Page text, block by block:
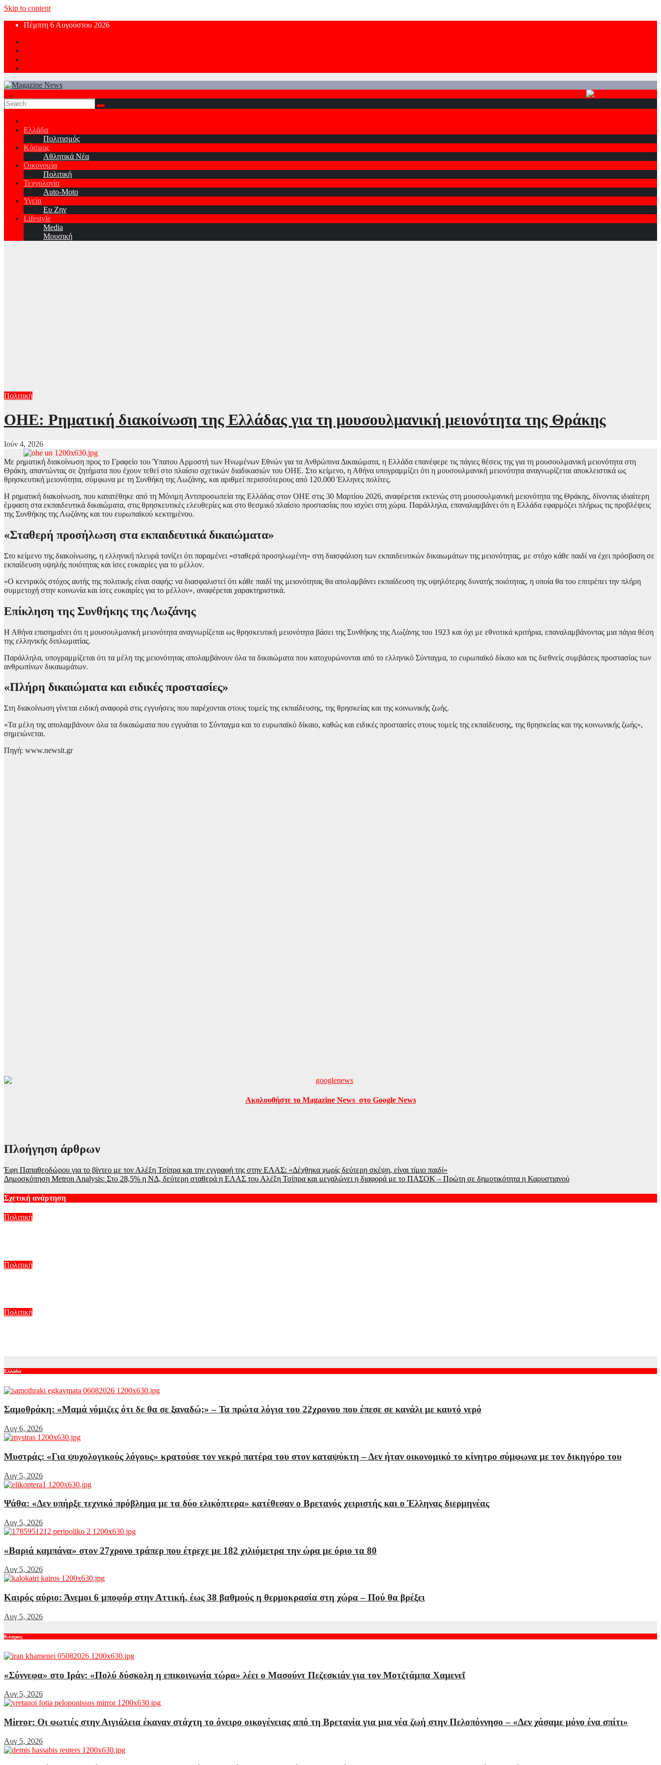
Skip to content
Πέμπτη 6 Αυγούστου 2026
Ελλάδα
Πολιτισμός
Κόσμος
Αθλητικά Νέα
Οικονομία
Πολιτική
Τεχνολογία
Auto-Moto
Υγεία
Ευ Ζην
Lifestyle
Media
Μουσική
Πολιτική
ΟΗΕ: Ρηματική διακοίνωση της Ελλάδας για τη μουσουλμανική μειονότητα της Θράκης
Ιούν 4, 2026
Με ρηματική διακοίνωση προς το Γραφείο του Ύπατου Αρμοστή των Ηνωμένων Εθνών για τα Ανθρώπινα Δικαιώματα, η Ελλάδα επανέφερε τις πάγιες θέσεις της για τη μουσουλμανική μειονότητα στη
Θράκη, απαντώντας σε ζητήματα που έχουν τεθεί στο πλαίσιο σχετικών διαδικασιών του ΟΗΕ. Στο κείμενο, η Αθήνα υπογραμμίζει ότι η μουσουλμανική μειονότητα αναγνωρίζεται αποκλειστικά ως
θρησκευτική μειονότητα, σύμφωνα με τη Συνθήκη της Λωζάνης, και αριθμεί περισσότερους από 120.000 Έλληνες πολίτες.
Η ρηματική διακοίνωση, που κατατέθηκε από τη Μόνιμη Αντιπροσωπεία της Ελλάδας στον ΟΗΕ στις 30 Μαρτίου 2026, αναφέρεται εκτενώς στη μουσουλμανική μειονότητα της Θράκης, δίνοντας ιδιαίτερη
έμφαση στα εκπαιδευτικά δικαιώματα, στις θρησκευτικές ελευθερίες και στο θεσμικό πλαίσιο προστασίας που ισχύει στη χώρα. Παράλληλα, επαναλαμβάνει ότι η Ελλάδα εφαρμόζει πλήρως τις προβλέψεις
της Συνθήκης της Λωζάνης και του ευρωπαϊκού κεκτημένου.
«Σταθερή προσήλωση στα εκπαιδευτικά δικαιώματα»
Στο κείμενο της διακοίνωσης, η ελληνική πλευρά τονίζει ότι παραμένει «σταθερά προσηλωμένη» στη διασφάλιση των εκπαιδευτικών δικαιωμάτων της μειονότητας, με στόχο κάθε παιδί να έχει πρόσβαση σε
εκπαίδευση υψηλής ποιότητας και ίσες ευκαιρίες για το μέλλον.
«Ο κεντρικός στόχος αυτής της πολιτικής είναι σαφής: να διασφαλιστεί ότι κάθε παιδί της μειονότητας θα απολαμβάνει εκπαίδευση της υψηλότερης δυνατής ποιότητας, η οποία θα του επιτρέπει την πλήρη
συμμετοχή στην κοινωνία και ίσες ευκαιρίες για το μέλλον», αναφέρεται χαρακτηριστικά.
Επίκληση της Συνθήκης της Λωζάνης
Η Αθήνα επισημαίνει ότι η μουσουλμανική μειονότητα αναγνωρίζεται ως θρησκευτική μειονότητα βάσει της Συνθήκης της Λωζάνης του 1923 και όχι με εθνοτικά κριτήρια, επαναλαμβάνοντας μια πάγια θέση
της ελληνικής διπλωματίας.
Παράλληλα, υπογραμμίζεται ότι τα μέλη της μειονότητας απολαμβάνουν όλα τα δικαιώματα που κατοχυρώνονται από το ελληνικό Σύνταγμα, το ευρωπαϊκό δίκαιο και τις διεθνείς συμβάσεις προστασίας των
ανθρωπίνων δικαιωμάτων.
«Πλήρη δικαιώματα και ειδικές προστασίες»
Στη διακοίνωση γίνεται ειδική αναφορά στις εγγυήσεις που παρέχονται στους τομείς της εκπαίδευσης, της θρησκείας και της κοινωνικής ζωής.
«Τα μέλη της απολαμβάνουν όλα τα δικαιώματα που εγγυάται το Σύνταγμα και το ευρωπαϊκό δίκαιο, καθώς και ειδικές προστασίες στους τομείς της εκπαίδευσης, της θρησκείας και της κοινωνικής ζωής»,
σημειώνεται.
Πηγή: www.newsit.gr
Ακολουθήστε το Magazine News στο Google News
Πλοήγηση άρθρων
Έφη Παπαθεοδώρου για το βίντεο με τον Αλέξη Τσίπρα και την εγγραφή της στην ΕΛΑΣ: «Δέχθηκα χωρίς δεύτερη σκέψη, είναι τίμιο παιδί»
Δημοσκόπηση Metron Analysis: Στο 28,5% η ΝΔ, δεύτερη σταθερά η ΕΛΑΣ του Αλέξη Τσίπρα και μεγαλώνει η διαφορά με το ΠΑΣΟΚ – Πρώτη σε δημοτικότητα η Καρυστιανού
Σχετική ανάρτηση
Πολιτική
Πολιτική
Πολιτική
Ελλάδα
Σαμοθράκη: «Μαμά νόμιζες ότι δε θα σε ξαναδώ;» – Τα πρώτα λόγια του 22χρονου που έπεσε σε κανάλι με καυτό νερό
Αυγ 6, 2026
Μυστράς: «Για ψυχολογικούς λόγους» κρατούσε τον νεκρό πατέρα του στον καταψύκτη – Δεν ήταν οικονομικό το κίνητρο σύμφωνα με τον δικηγόρο του
Αυγ 5, 2026
Ψάθα: «Δεν υπήρξε τεχνικό πρόβλημα με τα δύο ελικόπτερα» κατέθεσαν ο Βρετανός χειριστής και ο Έλληνας διερμηνέας
Αυγ 5, 2026
«Βαριά καμπάνα» στον 27χρονο τράπερ που έτρεχε με 182 χιλιόμετρα την ώρα με όριο τα 80
Αυγ 5, 2026
Καιρός αύριο: Άνεμοι 6 μποφόρ στην Αττική, έως 38 βαθμούς η θερμοκρασία στη χώρα – Πού θα βρέξει
Αυγ 5, 2026
Κόσμος
«Σύννεφα» στο Ιράν: «Πολύ δύσκολη η επικοινωνία τώρα» λέει ο Μασούντ Πεζεσκιάν για τον Μοτζτάμπα Χαμενεΐ
Αυγ 5, 2026
Mirror: Οι φωτιές στην Αιγιάλεια έκαναν στάχτη το όνειρο οικογένειας από τη Βρετανία για μια νέα ζωή στην Πελοπόννησο – «Δεν χάσαμε μόνο ένα σπίτι»
Αυγ 5, 2026